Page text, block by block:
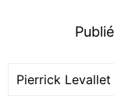
Pierrick Levallet